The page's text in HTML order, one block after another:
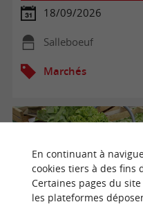
18/09/2026
Salleboeuf
Marchés
En continuant à
cookies tiers à des fins
Certaines pages du
les plateformes